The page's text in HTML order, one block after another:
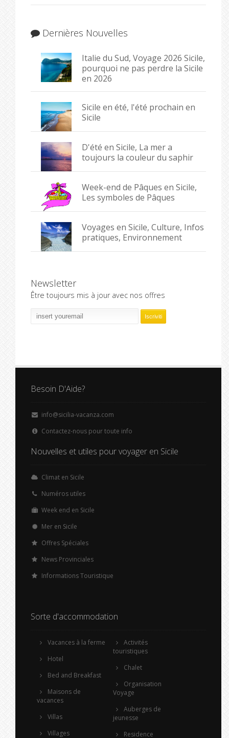
Dernières Nouvelles
Italie du Sud, Voyage 2026 Sicile,
pourquoi ne pas perdre la Sicile
en 2026
Sicile en été, l'été prochain en
Sicile
D'été en Sicile, La mer a
toujours la couleur du saphir
Week-end de Pâques en Sicile,
Les symboles de Pâques
Voyages en Sicile, Culture, Infos
pratiques, Environnement
Newsletter
Être toujours mis à jour avec nos offres
Besoin D'Aide?
info@sicilia-vacanza.com
Contactez-nous pour toute info
Nouvelles et utiles pour voyager en Sicile
Climat en Sicile
Numéros utiles
Week end en Sicile
Mer en Sicile
Offres Spéciales
News Provinciales
Informations Touristique
Sorte d'accommodation
Vacances à la ferme
Hotel
Bed and Breakfast
Maisons de
vacances
Villas
Villages
Activités
touristiques
Chalet
Organisation
Voyage
Auberges de
jeunesse
Residence